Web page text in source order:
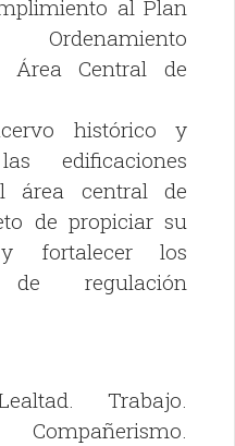
al Plan
Área Central de
histórico y
edificaciones
área central de
de propiciar su
y fortalecer los
de regulación
Trabajo.